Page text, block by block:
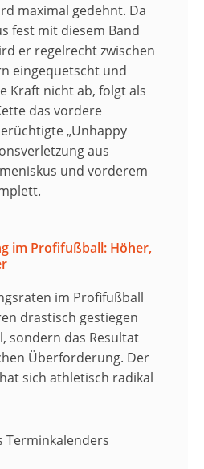
maximal gedehnt. Da
fest mit diesem Band
er regelrecht zwischen
eingequetscht und
Kraft nicht ab, folgt als
das vordere
„Unhappy
aus
und vorderem
im Profifußball: Höher,
im Profifußball
drastisch gestiegen
sondern das Resultat
Überforderung. Der
sich athletisch radikal
Terminkalenders